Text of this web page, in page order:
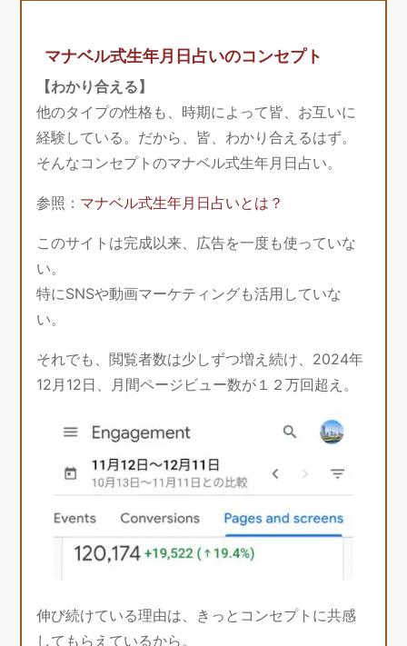
マナベル式生年月日占いのコンセプト
【わかり合える】
他のタイプの性格も、時期によって皆、お互いに
経験している。だから、皆、わかり合えるはず。
そんなコンセプトのマナベル式生年月日占い。
参照： マナベル式生年月日占いとは？
このサイトは完成以来、広告を一度も使っていな
い。
特にSNSや動画マーケティングも活用していな
い。
それでも、閲覧者数は少しずつ増え続け、2024年
12月12日、月間ページビュー数が１２万回超え。
伸び続けている理由は、きっとコンセプトに共感
してもらえているから。